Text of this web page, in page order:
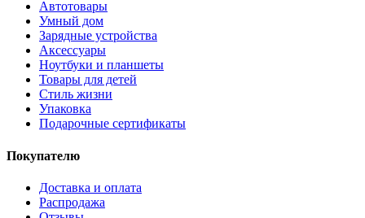
Автотовары
Умный дом
Зарядные устройства
Аксессуары
Ноутбуки и планшеты
Товары для детей
Стиль жизни
Упаковка
Подарочные сертификаты
Покупателю
Доставка и оплата
Распродажа